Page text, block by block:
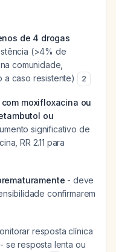
de 4 drogas
(>4% de
comunidade,
a caso resistente)
2
moxifloxacina ou
ou
significativo de
RR 2.11 para
- deve
confirmarem
resposta clínica
se resposta lenta ou